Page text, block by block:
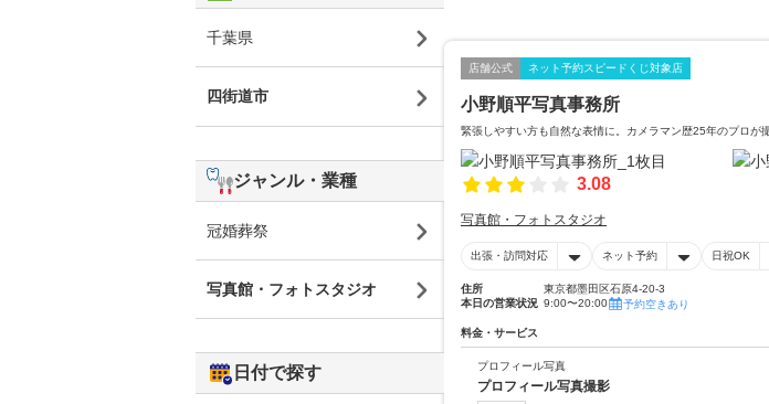
店舗公式 ネット予約スピードくじ対象店
小野順平写真事務所
緊張しやすい方も自然な表情に。カメラマン歴25年のプロが
3.08
写真館・フォトスタジオ
出張・訪問対応 ネット予約 日祝OK
住所
東京都墨田区石原4-20-3
本日の営業状況 9:00〜20:00 予約空きあり
料金・サービス
プロフィール写真
プロフィール写真撮影
千葉県
四街道市
ジャンル・業種
冠婚葬祭
写真館・フォトスタジオ
日付で探す